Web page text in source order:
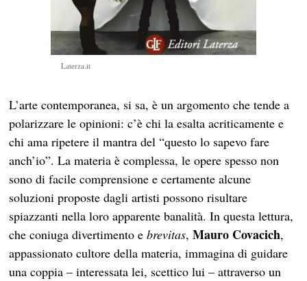
Laterza.it
L’arte contemporanea, si sa, è un argomento che tende a
polarizzare le opinioni: c’è chi la esalta acriticamente e
chi ama ripetere il mantra del “questo lo sapevo fare
anch’io”. La materia è complessa, le opere spesso non
sono di facile comprensione e certamente alcune
soluzioni proposte dagli artisti possono risultare
spiazzanti nella loro apparente banalità. In questa lettura,
che coniuga divertimento ebrevitas,Mauro Covacich,
appassionato cultore della materia, immagina di guidare
una coppia – interessata lei, scettico lui – attraverso un